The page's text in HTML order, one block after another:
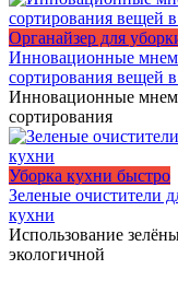
Органайзер для
Инновационные
сортирования вещей в
Инновационные
сортирования
Уборка кухни быстро
Зеленые очистители
кухни
Использование
экологичной